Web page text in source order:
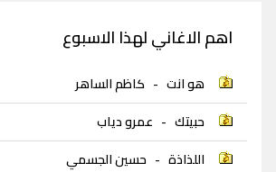
اهم الاغاني لهذا الاسبوع
هو انت - كاظم الساهر
حبيتك - عمرو دياب
اللذاذة - حسين الجسمي